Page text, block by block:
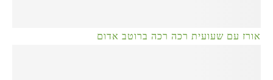
אורז עם שעועית רכה רכה ברוטב אדום